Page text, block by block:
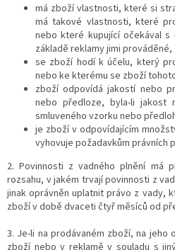
má zboží vlastnosti, které si
má takové vlastnosti, které
nebo které kupující očekával s
základě reklamy jimi prováděné,
se zboží hodí k účelu, který
nebo ke kterému se zboží
zboží odpovídá jakostí nebo
nebo předloze, byla-li jakost
smluveného vzorku nebo
je zboží v odpovídajícím
vyhovuje požadavkům právních
2. Povinnosti z vadného plnění má
rozsahu, v jakém trvají povinnosti z
jinak oprávněn uplatnit právo z vady,
zboží v době dvaceti čtyř měsíců od
3. Je-li na prodávaném zboží, na jeho
zboží nebo v reklamě v souladu s